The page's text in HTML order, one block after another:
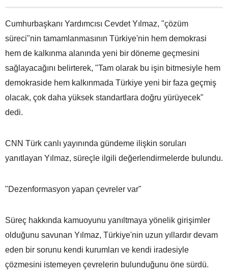
Cumhurbaşkanı Yardımcısı Cevdet Yılmaz, "çözüm
süreci"nin tamamlanmasının Türkiye'nin hem demokrasi
hem de kalkınma alanında yeni bir döneme geçmesini
sağlayacağını belirterek, "Tam olarak bu işin bitmesiyle hem
demokraside hem kalkınmada Türkiye yeni bir faza geçmiş
olacak, çok daha yüksek standartlara doğru yürüyecek"
dedi.
CNN Türk canlı yayınında gündeme ilişkin soruları
yanıtlayan Yılmaz, süreçle ilgili değerlendirmelerde bulundu.
"Dezenformasyon yapan çevreler var"
Süreç hakkında kamuoyunu yanıltmaya yönelik girişimler
olduğunu savunan Yılmaz, Türkiye'nin uzun yıllardır devam
eden bir sorunu kendi kurumları ve kendi iradesiyle
çözmesini istemeyen çevrelerin bulunduğunu öne sürdü.